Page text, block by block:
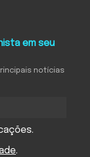
em seu
notícias
.